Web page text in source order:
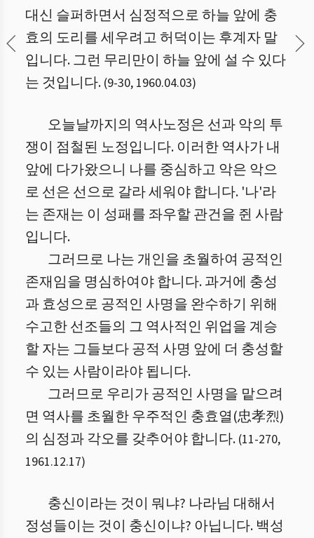
대신 슬퍼하면서 심정적으로 하늘 앞에 충
효의 도리를 세우려고 허덕이는 후계자 말
입니다. 그런 무리만이 하늘 앞에 설 수 있다
는 것입니다. (9-30, 1960.04.03)
오늘날까지의 역사노정은 선과 악의 투
쟁이 점철된 노정입니다. 이러한 역사가 내
앞에 다가왔으니 나를 중심하고 악은 악으
로 선은 선으로 갈라 세워야 합니다. '나'라
는 존재는 이 성패를 좌우할 관건을 쥔 사람
입니다.
그러므로 나는 개인을 초월하여 공적인
존재임을 명심하여야 합니다. 과거에 충성
과 효성으로 공적인 사명을 완수하기 위해
수고한 선조들의 그 역사적인 위업을 계승
할 자는 그들보다 공적 사명 앞에 더 충성할
수 있는 사람이라야 됩니다.
그러므로 우리가 공적인 사명을 맡으려
면 역사를 초월한 우주적인 충효열(忠孝烈)
의 심정과 각오를 갖추어야 합니다. (11-270,
1961.12.17)
충신이라는 것이 뭐냐? 나라님 대해서
정성들이는 것이 충신이냐? 아닙니다. 백성